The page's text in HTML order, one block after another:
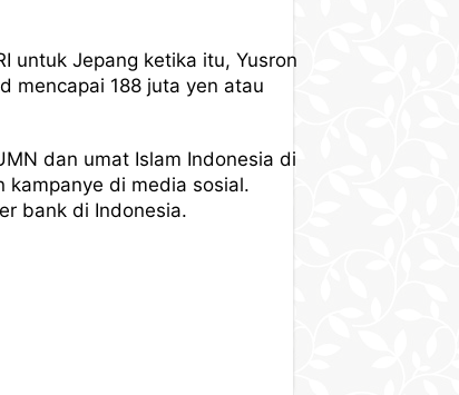
untuk Jepang ketika itu, Yusron
mencapai 188 juta yen atau
dan umat Islam Indonesia di
kampanye di media sosial.
bank di Indonesia.